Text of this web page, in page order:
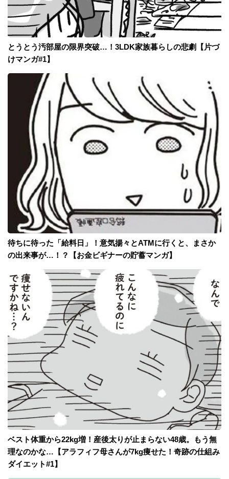
とうとう汚部屋の限界突破…！3LDK家族暮らしの悲劇【片づ
けマンガ#1】
待ちに待った「給料日」！意気揚々とATMに行くと、まさか
の出来事が…！？【お金ビギナーの貯蓄マンガ】
ベスト体重から22kg増！産後太りが止まらない48歳。もう無
理なのかな…【アラフィフ母さんが7kg痩せた！奇跡の仕組み
ダイエット#1】